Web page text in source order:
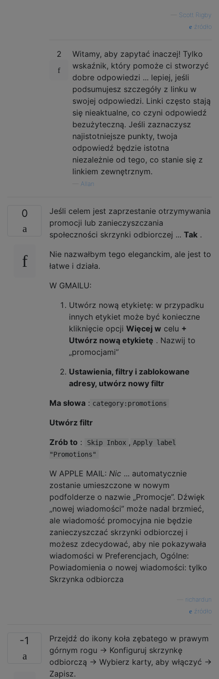
Scott Rigby
źródło
2
Witamy, aby zapytać inaczej! Tylko
wskaźnik, który pomoże ci stworzyć
dobre odpowiedzi ... lepiej, jeśli
podsumujesz szczegóły z linku w
swojej odpowiedzi. Linki często stają
się nieaktualne, co czyni odpowiedź
bezużyteczną. Jeśli zaznaczysz
najistotniejsze punkty, twoja
odpowiedź będzie istotna
niezależnie od tego, co stanie się z
linkiem zewnętrznym.
Allan
0
Jeśli celem jest zaprzestanie otrzymywania
promocji lub zanieczyszczania
społeczności skrzynki odbiorczej ... Tak .
Nie nazwałbym tego eleganckim, ale jest to
łatwe i działa.
W GMAILU:
Utwórz nową etykietę: w przypadku
innych etykiet może być konieczne
kliknięcie opcji Więcej w celu +
Utwórz nową etykietę . Nazwij to
„promocjami”
Ustawienia, filtry i zablokowane
adresy, utwórz nowy filtr
Ma słowa : category:promotions
Utwórz filtr
Zrób to : Skip Inbox , Apply label
"Promotions"
W APPLE MAIL: Nic ... automatycznie
zostanie umieszczone w nowym
podfolderze o nazwie „Promocje”. Dźwięk
„nowej wiadomości” może nadal brzmieć,
ale wiadomość promocyjna nie będzie
zanieczyszczać skrzynki odbiorczej i
możesz zdecydować, aby nie pokazywała
wiadomości w Preferencjach, Ogólne:
Powiadomienia o nowej wiadomości: tylko
Skrzynka odbiorcza
richardun
źródło
-1
Przejdź do ikony koła zębatego w prawym
górnym rogu → Konfiguruj skrzynkę
odbiorczą → Wybierz karty, aby włączyć →
Zapisz.